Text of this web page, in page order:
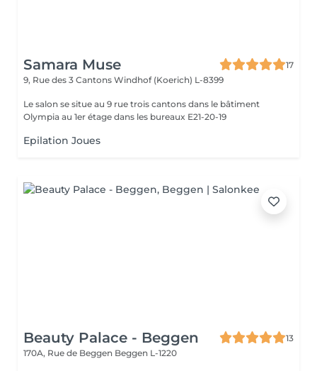
Samara Muse
17
9, Rue des 3 Cantons Windhof (Koerich) L-8399
Le salon se situe au 9 rue trois cantons dans le bâtiment
Olympia au 1er étage dans les bureaux E21-20-19
Epilation Joues
Beauty Palace - Beggen
13
170A, Rue de Beggen Beggen L-1220